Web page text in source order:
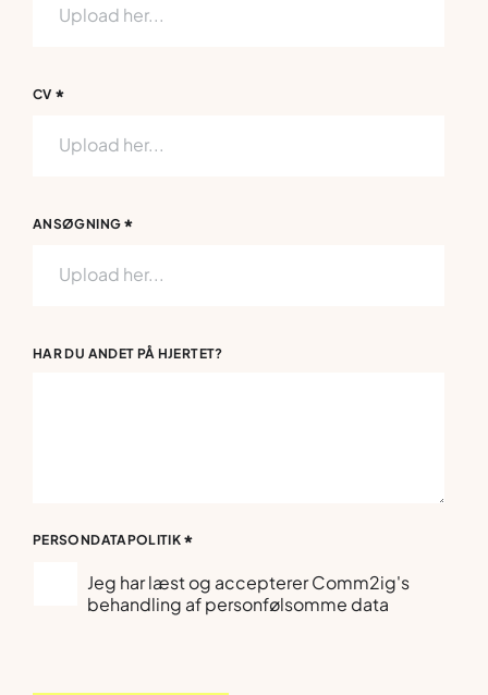
Upload her...
CV *
Upload her...
ANSØGNING *
Upload her...
HAR DU ANDET PÅ HJERTET?
PERSONDATAPOLITIK *
Jeg har læst og accepterer Comm2ig's
behandling af personfølsomme data